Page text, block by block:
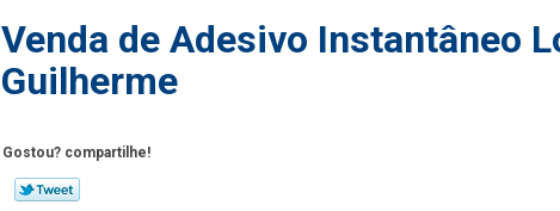
Venda de Adesivo Instantâneo
Guilherme
Gostou? compartilhe!